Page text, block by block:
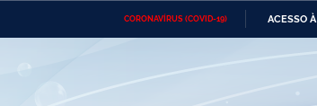
CORONAVÍRUS (COVID-19) ACESSO
Ministério das